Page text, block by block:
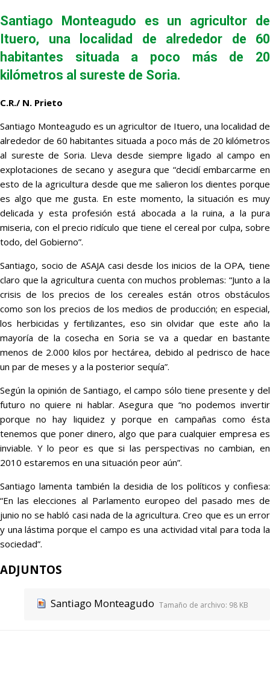
Santiago Monteagudo es un agricultor de
Ituero, una localidad de alrededor de 60
habitantes situada a poco más de 20
kilómetros al sureste de Soria.
C.R./ N. Prieto
Santiago Monteagudo es un agricultor de Ituero, una localidad de
alrededor de 60 habitantes situada a poco más de 20 kilómetros
al sureste de Soria. Lleva desde siempre ligado al campo en
explotaciones de secano y asegura que “decidí embarcarme en
esto de la agricultura desde que me salieron los dientes porque
es algo que me gusta. En este momento, la situación es muy
delicada y esta profesión está abocada a la ruina, a la pura
miseria, con el precio ridículo que tiene el cereal por culpa, sobre
todo, del Gobierno”.
Santiago, socio de ASAJA casi desde los inicios de la OPA, tiene
claro que la agricultura cuenta con muchos problemas: “Junto a la
crisis de los precios de los cereales están otros obstáculos
como son los precios de los medios de producción; en especial,
los herbicidas y fertilizantes, eso sin olvidar que este año la
mayoría de la cosecha en Soria se va a quedar en bastante
menos de 2.000 kilos por hectárea, debido al pedrisco de hace
un par de meses y a la posterior sequía”.
Según la opinión de Santiago, el campo sólo tiene presente y del
futuro no quiere ni hablar. Asegura que “no podemos invertir
porque no hay liquidez y porque en campañas como ésta
tenemos que poner dinero, algo que para cualquier empresa es
inviable. Y lo peor es que si las perspectivas no cambian, en
2010 estaremos en una situación peor aún”.
Santiago lamenta también la desidia de los políticos y confiesa:
“En las elecciones al Parlamento europeo del pasado mes de
junio no se habló casi nada de la agricultura. Creo que es un error
y una lástima porque el campo es una actividad vital para toda la
sociedad”.
ADJUNTOS
Santiago Monteagudo Tamaño de archivo: 98 KB